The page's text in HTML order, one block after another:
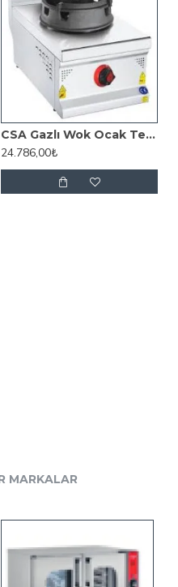
CSA Gazlı Wok Ocak Tekli Set Üstü 40x70x30 cm KRCS.SWOG.470
24.786,00₺
MARKALAR